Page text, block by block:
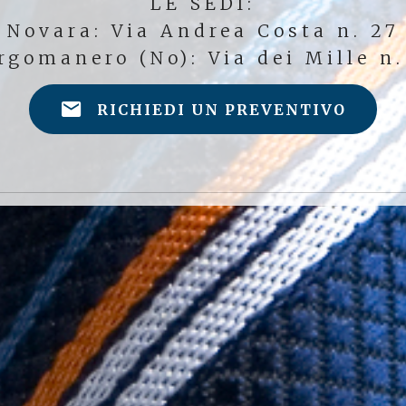
Novara: Via Andrea Costa n. 27
(No): Via dei Mille n.
RICHIEDI UN PREVENTIVO